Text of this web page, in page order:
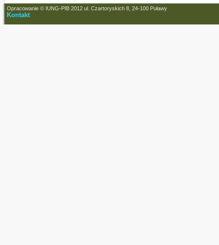
Opracowanie © IUNG-PIB 2012 ul. Czartoryskich 8, 24-100 Puławy
Kontakt